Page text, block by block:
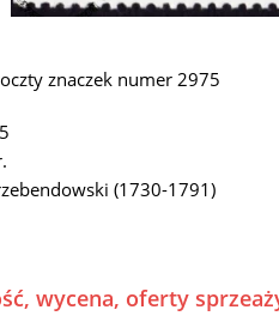
znaczek numer 2975
(1730-1791)
wycena, oferty